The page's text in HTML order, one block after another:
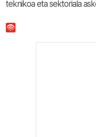
teknikoa eta sektoriala